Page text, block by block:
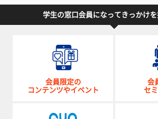
学生の窓口会員になってきっかけを
会員限定の
コンテンツやイベント
会
セ